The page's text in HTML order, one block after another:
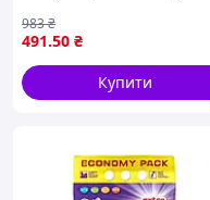
ферментами 3 05 кг без
фосфатів
491.50 ₴
983₴
Купити